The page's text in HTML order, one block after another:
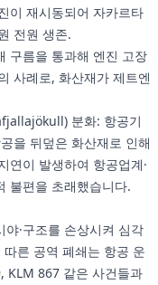
이 재시동되어 자카르타
전원 생존.
구름을 통과해 엔진 고장
사례로, 화산재가 제트엔
분화: 항공기
을 뒤덮은 화산재로 인해
연이 발생하여 항공업계·
불편을 초래했습니다.
·구조를 손상시켜 심각
른 공역 폐쇄는 항공 운
KLM 867 같은 사건들과